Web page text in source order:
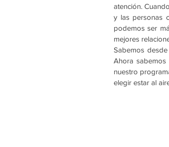
atención.
y las personas
podemos ser
mejores
Sabemos
Ahora
nuestro
elegir estar al